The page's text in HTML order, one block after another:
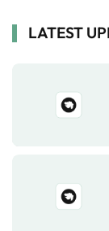
LATEST